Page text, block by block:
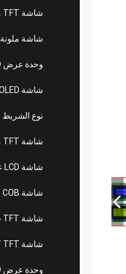
شاشة TFT مستديرة
شاشة ملونة TFT
وحدة عرض AMOLED
شاشة OLED الصغيرة
نوع الشريط TFT
شاشة TFT مربعة
شاشة LCD عالية السطوع
شاشة LCD COB
شاشة TFT قابلة للقراءة بأشعة الشمس
شاشة UART TFT
وحدة عرض LCD